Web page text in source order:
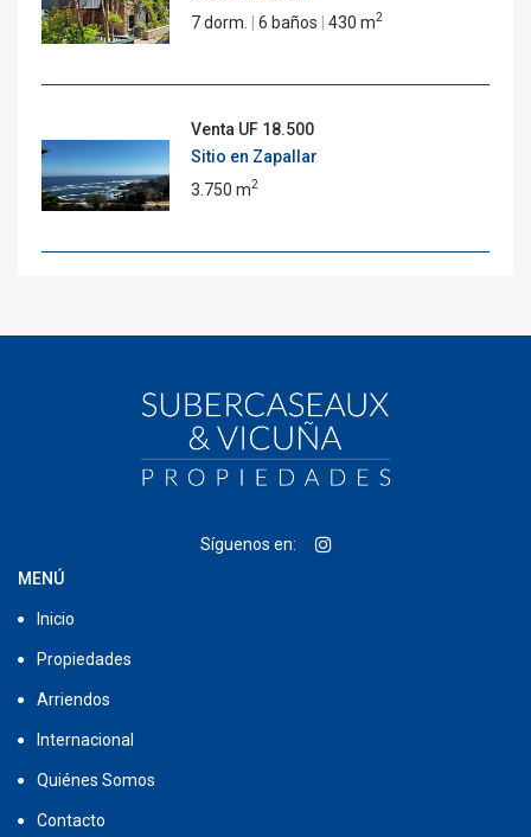
7 dorm.
6 baños 430 m2
Venta UF 18.500
Sitio en Zapallar
3.750 m2
Síguenos en:
MENÚ
Inicio
Propiedades
Arriendos
Internacional
Quiénes Somos
Contacto